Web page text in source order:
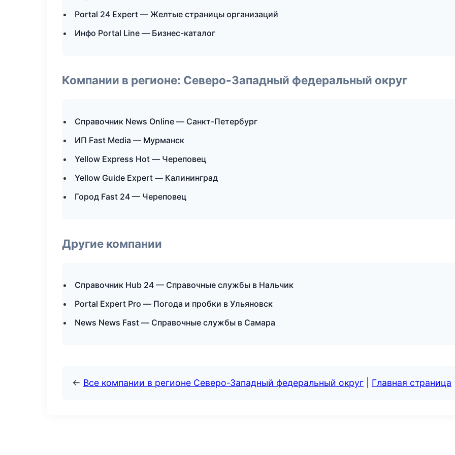
Portal 24 Expert — Желтые страницы организаций
Инфо Portal Line — Бизнес-каталог
Компании в регионе: Северо-Западный федеральный округ
Справочник News Online — Санкт-Петербург
ИП Fast Media — Мурманск
Yellow Express Hot — Череповец
Yellow Guide Expert — Калининград
Город Fast 24 — Череповец
Другие компании
Справочник Hub 24 — Справочные службы в Нальчик
Portal Expert Pro — Погода и пробки в Ульяновск
News News Fast — Справочные службы в Самара
← Все компании в регионе Северо-Западный федеральный округ Главная страница